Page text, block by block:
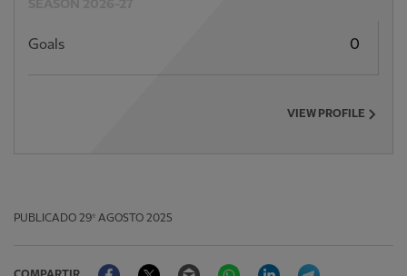
Goals 0
VIEW PROFILE
PUBLICADO 29º AGOSTO 2025
FacebookTwitter Email WhatsAppLinkedIn